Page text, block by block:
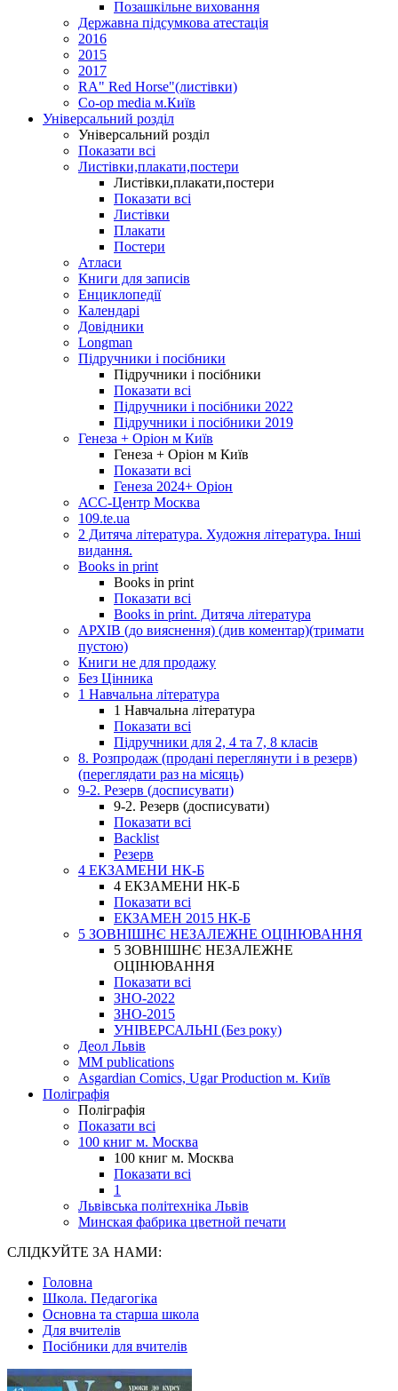
Позашкільне виховання
Державна підсумкова атестація
2016
2015
2017
RA" Red Horse"(листівки)
Co-op media м.Київ
Універсальний розділ
Універсальний розділ
Показати всі
Листівки,плакати,постери
Листівки,плакати,постери
Показати всі
Листівки
Плакати
Постери
Атласи
Книги для записів
Енциклопедії
Календарі
Довідники
Longman
Підручники і посібники
Підручники і посібники
Показати всі
Підручники і посібники 2022
Підручники і посібники 2019
Генеза + Оріон м Київ
Генеза + Оріон м Київ
Показати всі
Генеза 2024+ Оріон
АСС-Центр Москва
109.te.ua
2 Дитяча література. Художня література. Інші
видання.
Books in print
Books in print
Показати всі
Books in print. Дитяча література
АРХІВ (до вияснення) (див коментар)(тримати
пустою)
Книги не для продажу
Без Цінника
1 Навчальна література
1 Навчальна література
Показати всі
Підручники для 2, 4 та 7, 8 класів
8. Розпродаж (продані переглянути і в резерв)
(переглядати раз на місяць)
9-2. Резерв (досписувати)
9-2. Резерв (досписувати)
Показати всі
Backlist
Резерв
4 ЕКЗАМЕНИ НК-Б
4 ЕКЗАМЕНИ НК-Б
Показати всі
ЕКЗАМЕН 2015 НК-Б
5 ЗОВНІШНЄ НЕЗАЛЕЖНЕ ОЦІНЮВАННЯ
5 ЗОВНІШНЄ НЕЗАЛЕЖНЕ
ОЦІНЮВАННЯ
Показати всі
ЗНО-2022
ЗНО-2015
УНІВЕРСАЛЬНІ (Без року)
Деол Львів
MM publications
Asgardian Comics, Ugar Production м. Київ
Поліграфія
Поліграфія
Показати всі
100 книг м. Москва
100 книг м. Москва
Показати всі
1
Львівська політехніка Львів
Минская фабрика цветной печати
СЛІДКУЙТЕ ЗА НАМИ:
Головна
Школа. Педагогіка
Основна та старша школа
Для вчителів
Посібники для вчителів